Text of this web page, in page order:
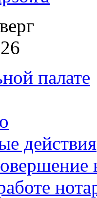
палате
действия